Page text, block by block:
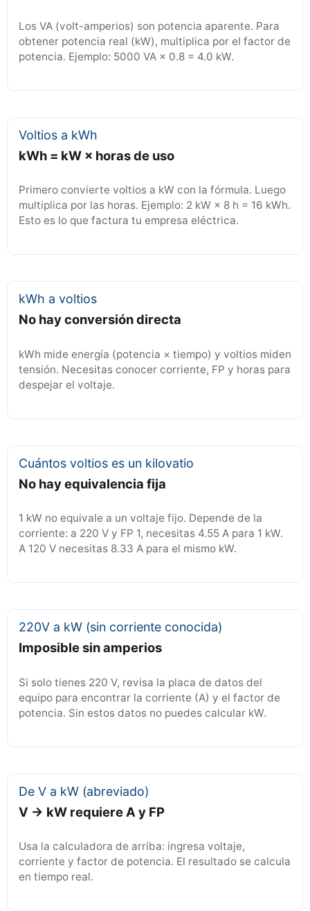
Los VA (volt-amperios) son potencia aparente. Para
obtener potencia real (kW), multiplica por el factor de
potencia. Ejemplo: 5000 VA × 0.8 = 4.0 kW.
Voltios a kWh
kWh = kW × horas de uso
Primero convierte voltios a kW con la fórmula. Luego
multiplica por las horas. Ejemplo: 2 kW × 8 h = 16 kWh.
Esto es lo que factura tu empresa eléctrica.
kWh a voltios
No hay conversión directa
kWh mide energía (potencia × tiempo) y voltios miden
tensión. Necesitas conocer corriente, FP y horas para
despejar el voltaje.
Cuántos voltios es un kilovatio
No hay equivalencia fija
1 kW no equivale a un voltaje fijo. Depende de la
corriente: a 220 V y FP 1, necesitas 4.55 A para 1 kW.
A 120 V necesitas 8.33 A para el mismo kW.
220V a kW (sin corriente conocida)
Imposible sin amperios
Si solo tienes 220 V, revisa la placa de datos del
equipo para encontrar la corriente (A) y el factor de
potencia. Sin estos datos no puedes calcular kW.
De V a kW (abreviado)
V → kW requiere A y FP
Usa la calculadora de arriba: ingresa voltaje,
corriente y factor de potencia. El resultado se calcula
en tiempo real.